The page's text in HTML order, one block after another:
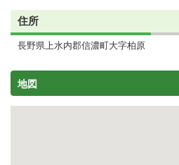
住所
長野県上水内郡信濃町大字柏原
地図